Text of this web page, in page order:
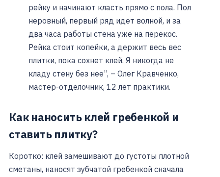
рейку и начинают класть прямо с пола. Пол
неровный, первый ряд идет волной, и за
два часа работы стена уже на перекос.
Рейка стоит копейки, а держит весь вес
плитки, пока сохнет клей. Я никогда не
кладу стену без нее”, – Олег Кравченко,
мастер-отделочник, 12 лет практики.
Как наносить клей гребенкой и
ставить плитку?
Коротко: клей замешивают до густоты плотной
сметаны, наносят зубчатой гребенкой сначала